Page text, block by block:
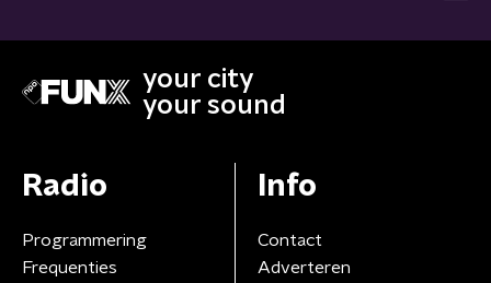
your city
your sound
Radio
Programmering
Frequenties
Info
Contact
Adverteren